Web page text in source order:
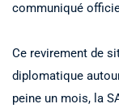
communiqué
Ce revirement de
diplomatique
peine un mois, la